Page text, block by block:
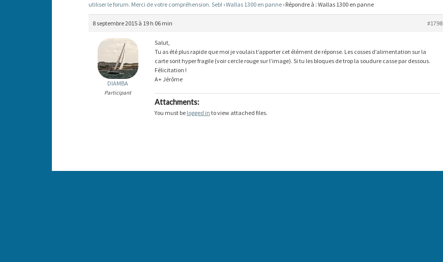
utiliser le forum. Merci de votre compréhension. Seb! ›Wallas 1300 en panne › Répondre à : Wallas 1300 en panne
8 septembre 2015 à 19 h 06 min #1798
DIAMBA
Participant
Salut,
Tu as été plus rapide que moi je voulais t’apporter cet élément de réponse. Les cosses d’alimentation sur la
carte sont hyper fragile (voir cercle rouge sur l’image). Si tu les bloques de trop la soudure casse par dessous.
Félicitation !
A+ Jérôme
Attachments:
You must be logged in to view attached files.